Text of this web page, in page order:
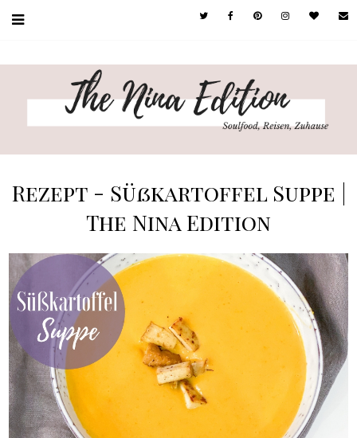
Rezept - Süßkartoffel Suppe |
The Nina Edition